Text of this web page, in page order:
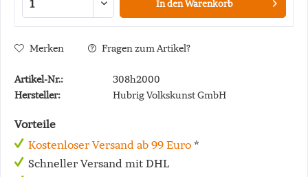
In denWarenkorb
Merken Fragen zum Artikel?
Artikel-Nr.:
308h2000
Hersteller:
Hubrig Volkskunst GmbH
Vorteile
Kostenloser Versand ab 99 Euro *
Schneller Versand mit DHL